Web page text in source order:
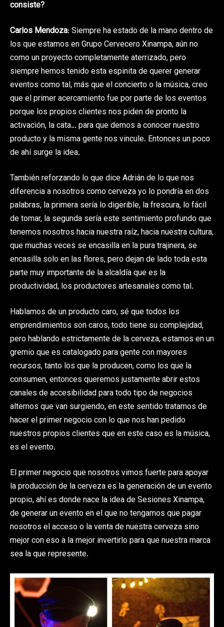
consiste?
Carlos Mendoza: Siempre ha estado de la mano dentro de
los que estamos en Grupo Cervecero Xinampa, aún no
como un proyecto completamente aterrizado, pero
siempre hemos tenido esta espinita de querer generar
eventos como tal, más que el concierto o la música, creo
que el primer acercamiento fue por parte de los eventos
porque los propios clientes nos piden de pronto la
activación, la cata… para que demos a conocer nuestro
producto y la misma gente nos vincule. Entonces un poco
de ahí surge la idea.
También reforzando lo que dice Adrián de lo que nos
diferencia a nosotros como cerveza yo lo pondría en dos
palabras, la primera sería lo digerible, la frescura, lo fácil
de tomar, la segunda sería este sentimiento profundo que
tenemos nosotros hacia nuestra raíz, hacia nuestra cultura,
que muchas veces se encasilla en la pura trajinera, se
encasilla solo en las flores, pero dejan de lado toda esta
parte muy importante de la alcaldía que es la
productividad, los productores artesanales como tal.
Hablamos de un producto caro, sé que todos los
emprendimientos son caros, todo tiene su complejidad,
pero hablando estrictamente de la cerveza, estamos en un
gremio que es catalogado para gente con mayores
recursos, tanto los que la producen, como los que la
consumen, entonces queremos justamente abrir estos
canales de accesibilidad para todo tipo de negocios
alternos que van surgiendo, en este sentido tratamos de
hacer el primer negocio con lo que nos han pedido
nuestros propios clientes que en este caso es la música,
es el evento.
El primer negocio que nosotros vimos fuerte para apoyar
la producción de la cerveza es la generación de un evento
propio, ahí es donde nace la idea de Sesiones Xinampa,
de generar un evento en el que no tengamos que pagar
nosotros el acceso o la venta de nuestra cerveza sino
mejor con eso a la mejor invertirlo para que nuestra marca
sea la que represente.